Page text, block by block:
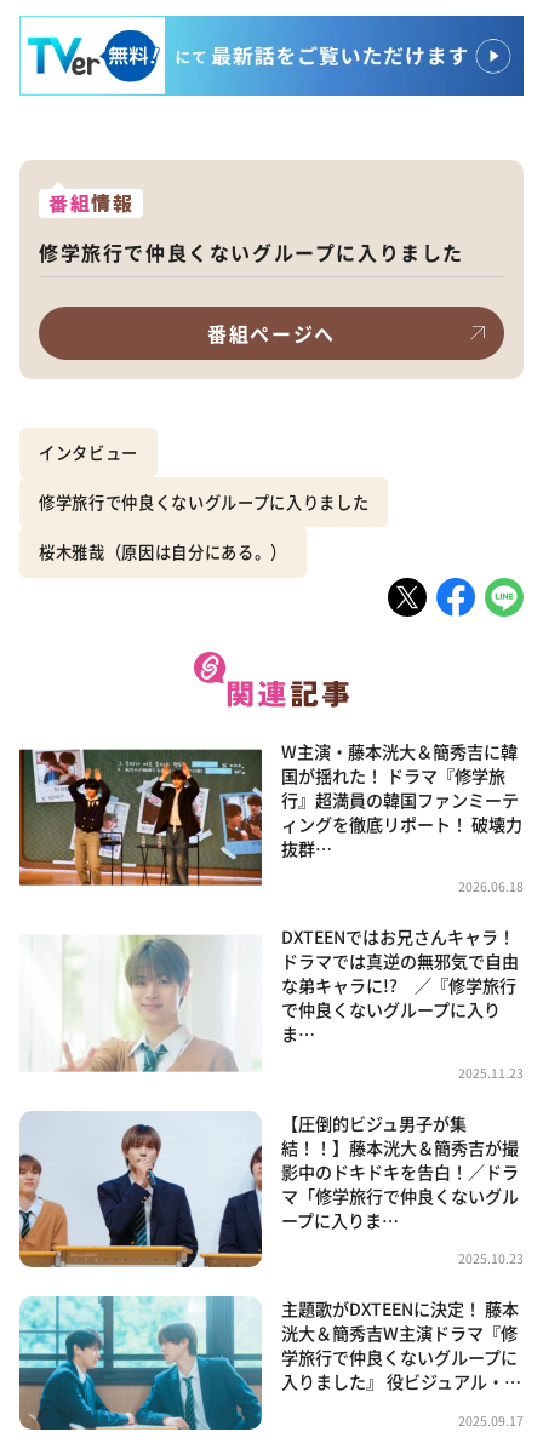
番組情報
修学旅行で仲良くないグループに入りました
番組ページへ
インタビュー
修学旅行で仲良くないグループに入りました
桜木雅哉（原因は自分にある。）
W主演・藤本洸大＆簡秀吉に韓
国が揺れた！ ドラマ『修学旅
行』超満員の韓国ファンミーテ
ィングを徹底リポート！ 破壊力
抜群…
2026.06.18
DXTEENではお兄さんキャラ！
ドラマでは真逆の無邪気で自由
な弟キャラに!? ／『修学旅行
で仲良くないグループに入り
ま…
2025.11.23
【圧倒的ビジュ男子が集
結！！】藤本洸大＆簡秀吉が撮
影中のドキドキを告白！／ドラ
マ「修学旅行で仲良くないグル
ープに入りま…
2025.10.23
主題歌がDXTEENに決定！ 藤本
洸大＆簡秀吉W主演ドラマ『修
学旅行で仲良くないグループに
入りました』 役ビジュアル・…
2025.09.17